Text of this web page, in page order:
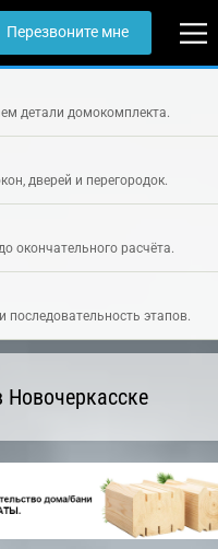
Перезвоните мне
детали домокомплекта.
дверей и перегородок.
окончательного расчёта.
последовательность этапов.